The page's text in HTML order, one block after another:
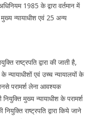
1985 के द्वारा वर्तमान में
न्यायाधीश एवं 25 अन्य
राष्ट्रपति द्वारा की जाती है,
न्यायाधीशों एवं उच्च न्यायालयों के
परामर्श लेना आवश्यक
मुख्य न्यायाधीश के परामर्श
राष्ट्रपति द्वारा किये जाने